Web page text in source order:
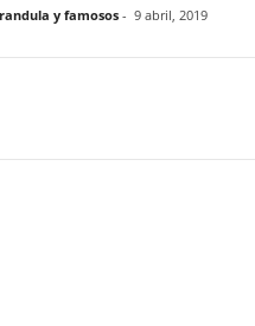
y famosos - 9 abril, 2019